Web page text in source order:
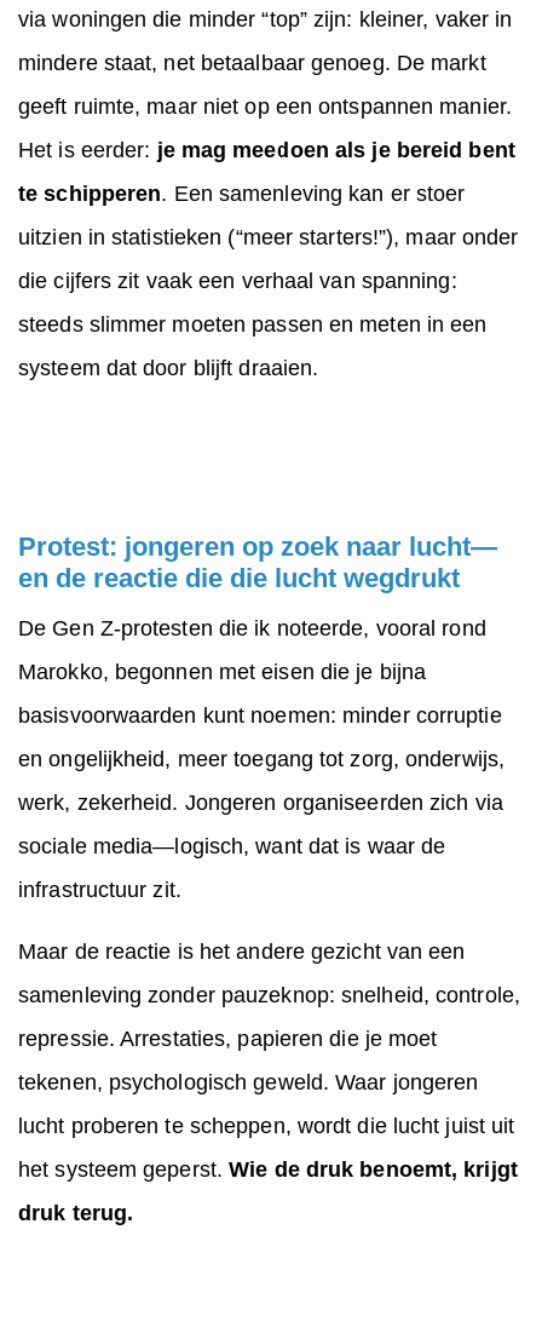
via woningen die minder “top” zijn: kleiner, vaker in
mindere staat, net betaalbaar genoeg. De markt
geeft ruimte, maar niet op een ontspannen manier.
Het is eerder: je mag meedoen als je bereid bent
te schipperen. Een samenleving kan er stoer
uitzien in statistieken (“meer starters!”), maar onder
die cijfers zit vaak een verhaal van spanning:
steeds slimmer moeten passen en meten in een
systeem dat door blijft draaien.
Protest: jongeren op zoek naar lucht—
en de reactie die die lucht wegdrukt
De Gen Z-protesten die ik noteerde, vooral rond
Marokko, begonnen met eisen die je bijna
basisvoorwaarden kunt noemen: minder corruptie
en ongelijkheid, meer toegang tot zorg, onderwijs,
werk, zekerheid. Jongeren organiseerden zich via
sociale media—logisch, want dat is waar de
infrastructuur zit.
Maar de reactie is het andere gezicht van een
samenleving zonder pauzeknop: snelheid, controle,
repressie. Arrestaties, papieren die je moet
tekenen, psychologisch geweld. Waar jongeren
lucht proberen te scheppen, wordt die lucht juist uit
het systeem geperst.Wie de druk benoemt, krijgt
druk terug.